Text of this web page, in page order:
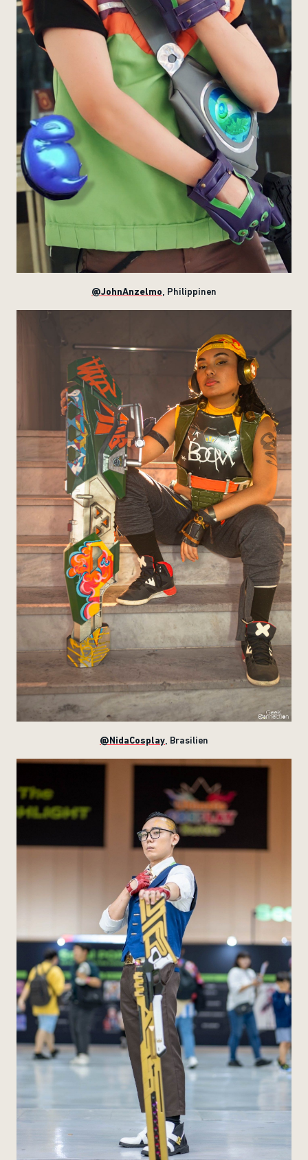
@JohnAnzelmo , Philippinen
@NidaCosplay, Brasilien